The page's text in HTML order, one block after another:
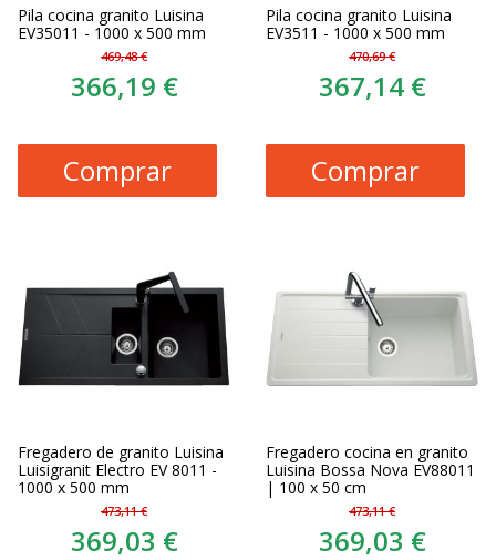
Pila cocina granito Luisina
EV35011 - 1000 x 500 mm
469,48 €
366,19 €
Comprar
Pila cocina granito Luisina
EV3511 - 1000 x 500 mm
470,69 €
367,14 €
Comprar
Fregadero de granito Luisina
Luisigranit Electro EV 8011 -
1000 x 500 mm
473,11 €
369,03 €
Fregadero cocina en granito
Luisina Bossa Nova EV88011
| 100 x 50 cm
473,11 €
369,03 €